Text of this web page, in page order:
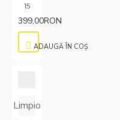
15
399,00RON
ADAUGĂ ÎN COŞ
Limpio